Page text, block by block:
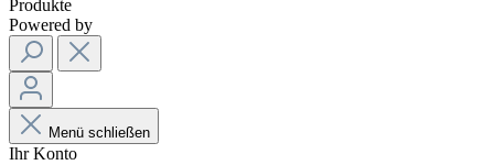
Produkte
Powered by
Menü schließen
Ihr Konto